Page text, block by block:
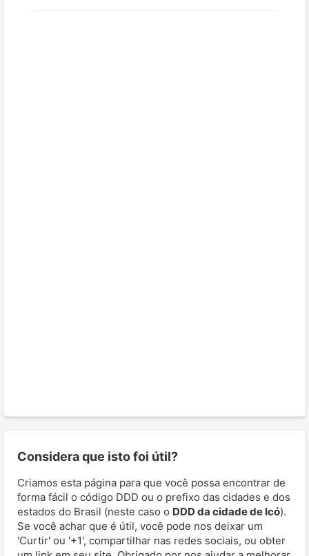
Considera que isto foi útil?
Criamos esta página para que você possa encontrar de
forma fácil o código DDD ou o prefixo das cidades e dos
estados do Brasil (neste caso o DDD da cidade de Icó).
Se você achar que é útil, você pode nos deixar um
'Curtir' ou '+1', compartilhar nas redes sociais, ou obter